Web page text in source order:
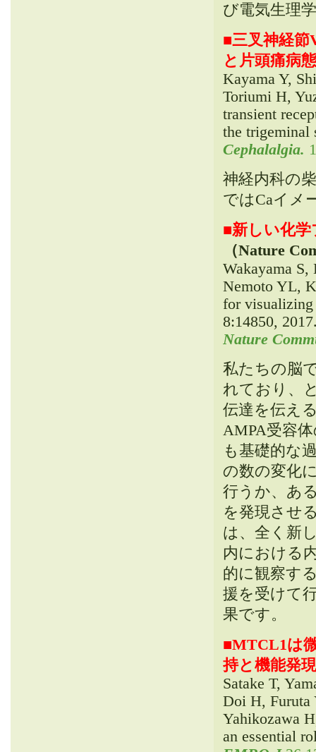
び電気生理
■三叉神経
と片頭痛病
Kayama Y,
Toriumi H,
transient
the trigeminal
Cephalalgia.
神経内科の
ではCaイメ
■新しい化学
（Nature
Wakayama
Nemoto YL,
for visualizing
8:14850,
Nature
私たちの脳
れており、
伝達を伝え
AMPA受容
も基礎的な
の数の変化
行うか、あ
を発現させ
は、全く新
内における
的に観察す
援を受けて
果です。
■MTCL1は
持と機能発
Satake T,
Doi H, Furuta
Yahikozawa
an essential